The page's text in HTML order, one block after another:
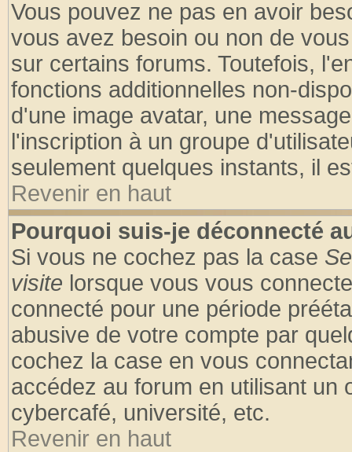
Vous pouvez ne pas en avoir
vous avez besoin ou non de
sur certains forums. Toutefois,
fonctions additionnelles non-
d'une image avatar, une
l'inscription à un groupe
seulement quelques instants, il
Revenir en haut
Pourquoi suis-je déconnecté
Si vous ne cochez pas la case
visite lorsque vous vous
connecté pour une période
abusive de votre compte par
cochez la case en vous
accédez au forum en utilisant un
cybercafé, université, etc.
Revenir en haut